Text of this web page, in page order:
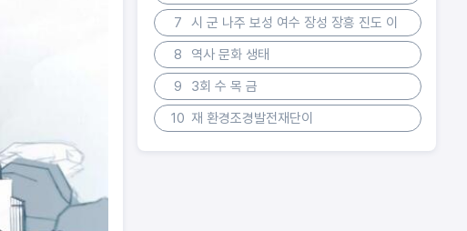
7
시 군 나주 보성 여수 장성 장흥 진도 이
8
역사 문화 생태
9
3회 수 목 금
10 재 환경조경발전재단이